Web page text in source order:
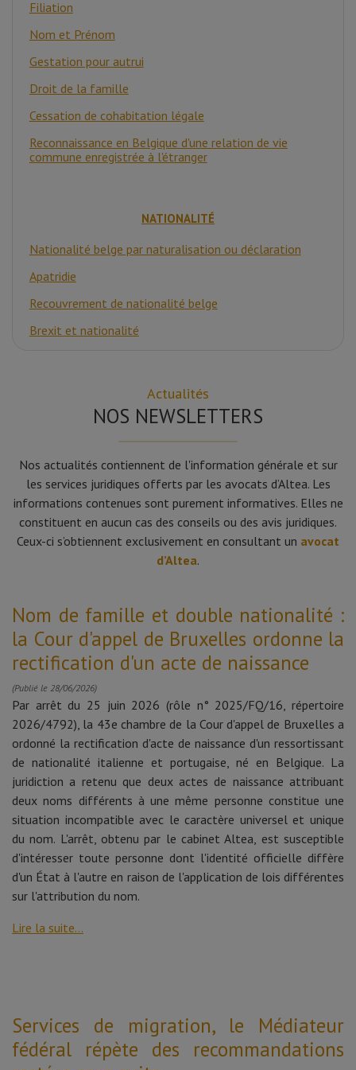
Filiation
Nom et Prénom
Gestation pour autrui
Droit de la famille
Cessation de cohabitation légale
Reconnaissance en Belgique d'une relation de vie
commune enregistrée à l'étranger
NATIONALITÉ
Nationalité belge par naturalisation ou déclaration
Apatridie
Recouvrement de nationalité belge
Brexit et nationalité
Actualités
NOS NEWSLETTERS
Nos actualités contiennent de l'information générale et sur
les services juridiques offerts par les avocats d’Altea. Les
informations contenues sont purement informatives. Elles ne
constituent en aucun cas des conseils ou des avis juridiques.
Ceux-ci s’obtiennent exclusivement en consultant un avocat
d’Altea.
Nom de famille et double nationalité :
la Cour d'appel de Bruxelles ordonne la
rectification d'un acte de naissance
(Publié le 28/06/2026)
Par arrêt du 25 juin 2026 (rôle n° 2025/FQ/16, répertoire
2026/4792), la 43e chambre de la Cour d'appel de Bruxelles a
ordonné la rectification d'acte de naissance d'un ressortissant
de nationalité italienne et portugaise, né en Belgique. La
juridiction a retenu que deux actes de naissance attribuant
deux noms différents à une même personne constitue une
situation incompatible avec le caractère universel et unique
du nom. L'arrêt, obtenu par le cabinet Altea, est susceptible
d'intéresser toute personne dont l'identité officielle diffère
d'un État à l'autre en raison de l'application de lois différentes
sur l'attribution du nom.
Lire la suite...
Services de migration, le Médiateur
fédéral répète des recommandations